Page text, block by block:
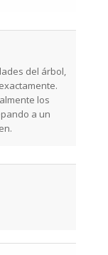
del árbol,
los
a un